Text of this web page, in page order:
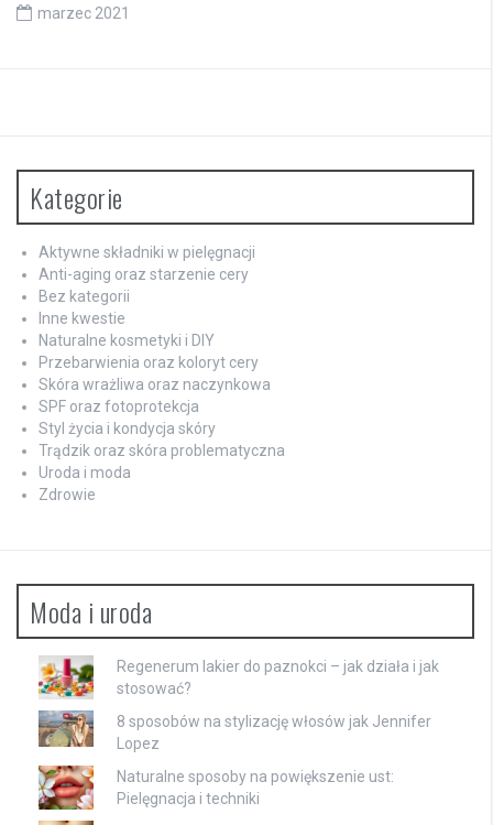
marzec 2021
Kategorie
Aktywne składniki w pielęgnacji
Anti-aging oraz starzenie cery
Bez kategorii
Inne kwestie
Naturalne kosmetyki i DIY
Przebarwienia oraz koloryt cery
Skóra wrażliwa oraz naczynkowa
SPF oraz fotoprotekcja
Styl życia i kondycja skóry
Trądzik oraz skóra problematyczna
Uroda i moda
Zdrowie
Moda i uroda
Regenerum lakier do paznokci – jak działa i jak
stosować?
8 sposobów na stylizację włosów jak Jennifer
Lopez
Naturalne sposoby na powiększenie ust:
Pielęgnacja i techniki